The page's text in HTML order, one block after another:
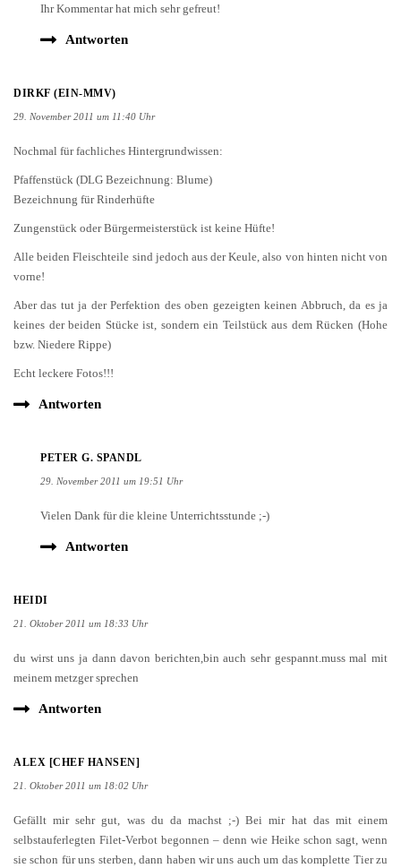
Ihr Kommentar hat mich sehr gefreut!
Antworten
DIRKF (EIN-MMV)
29. November 2011 um 11:40 Uhr
Nochmal für fachliches Hintergrundwissen:
Pfaffenstück (DLG Bezeichnung: Blume)
Bezeichnung für Rinderhüfte
Zungenstück oder Bürgermeisterstück ist keine Hüfte!
Alle beiden Fleischteile sind jedoch aus der Keule, also von hinten nicht von
vorne!
Aber das tut ja der Perfektion des oben gezeigten keinen Abbruch, da es ja
keines der beiden Stücke ist, sondern ein Teilstück aus dem Rücken (Hohe
bzw. Niedere Rippe)
Echt leckere Fotos!!!
Antworten
PETER G. SPANDL
29. November 2011 um 19:51 Uhr
Vielen Dank für die kleine Unterrichtsstunde ;-)
Antworten
HEIDI
21. Oktober 2011 um 18:33 Uhr
du wirst uns ja dann davon berichten,bin auch sehr gespannt.muss mal mit
meinem metzger sprechen
Antworten
ALEX [CHEF HANSEN]
21. Oktober 2011 um 18:02 Uhr
Gefällt mir sehr gut, was du da machst ;-) Bei mir hat das mit einem
selbstauferlegten Filet-Verbot begonnen – denn wie Heike schon sagt, wenn
sie schon für uns sterben, dann haben wir uns auch um das komplette Tier zu